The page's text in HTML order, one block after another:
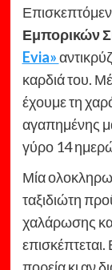
Εμπορικών
Evia»
καρδιά του.
έχουμε τη
αγαπημένης
γύρο 14
Μία
ταξιδιώτη
χαλάρωσης
επισκέπτεται.